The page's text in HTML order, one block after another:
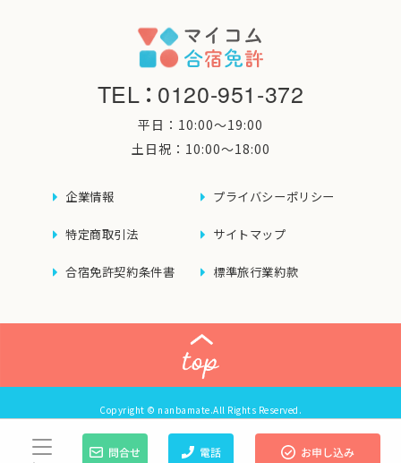
TEL：0120-951-372
平日：10:00〜19:00
土日祝：10:00〜18:00
企業情報 プライバシーポリシー
特定商取引法 サイトマップ
合宿免許契約条件書 標準旅行業約款
Copyright © nanbamate.All Rights Reserved.